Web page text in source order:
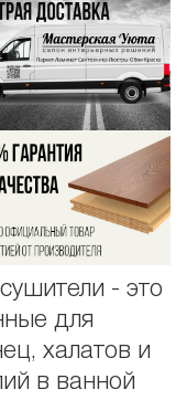
- это
для
халатов и
в ванной